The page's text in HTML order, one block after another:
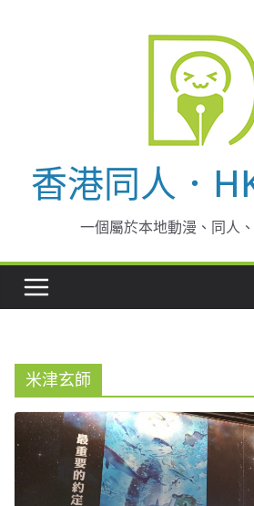
香港同人．
一個屬於本地動漫、同人
米津玄師